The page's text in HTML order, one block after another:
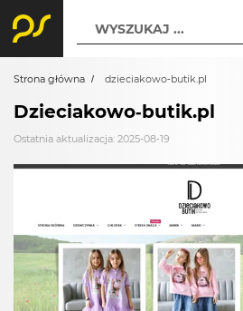
WYSZUKAJ ...
Strona główna dzieciakowo-butik.pl
Dzieciakowo-butik.pl
Ostatnia aktualizacja: 2025-08-19